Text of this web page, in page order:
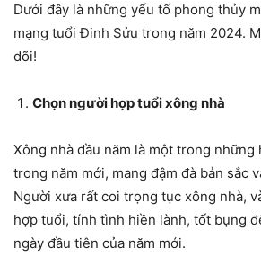
Dưới đây là những yếu tố phong thủy
mạng tuổi Đinh Sửu trong năm 2024.
dõi!
Chọn người hợp tuổi xông nhà
Xông nhà đầu năm là một trong những
trong năm mới, mang đậm đà bản sắc
Người xưa rất coi trọng tục xông nhà,
hợp tuổi, tính tình hiền lành, tốt bụng
ngày đầu tiên của năm mới.